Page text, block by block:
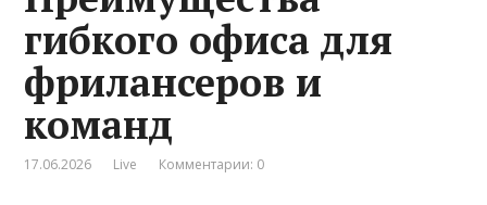
гибкого офиса для
фрилансеров и
команд
17.06.2026 Live Комментарии: 0